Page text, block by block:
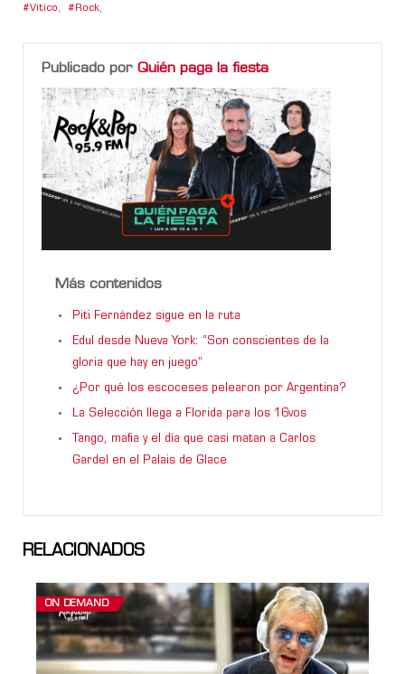
Vitico, Rock,
Publicado por Quién paga la fiesta
Más contenidos
Piti Fernández sigue en la ruta
Edul desde Nueva York: “Son conscientes de la
gloria que hay en juego”
¿Por qué los escoceses pelearon por Argentina?
La Selección llega a Florida para los 16vos
Tango, mafia y el día que casi matan a Carlos
Gardel en el Palais de Glace
RELACIONADOS
ON DEMAND